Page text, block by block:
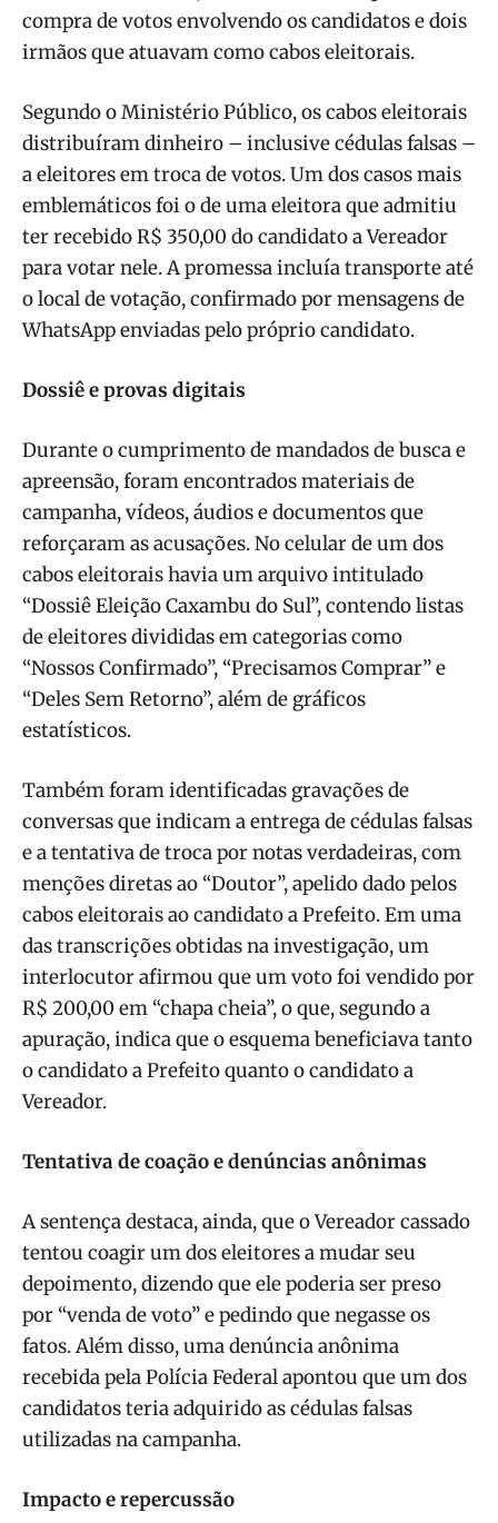
compra de votos envolvendo os candidatos e dois
irmãos que atuavam como cabos eleitorais.
Segundo o Ministério Público, os cabos eleitorais
distribuíram dinheiro – inclusive cédulas falsas –
a eleitores em troca de votos. Um dos casos mais
emblemáticos foi o de uma eleitora que admitiu
ter recebido R$ 350,00 do candidato a Vereador
para votar nele. A promessa incluía transporte até
o local de votação, confirmado por mensagens de
WhatsApp enviadas pelo próprio candidato.
Dossiê e provas digitais
Durante o cumprimento de mandados de busca e
apreensão, foram encontrados materiais de
campanha, vídeos, áudios e documentos que
reforçaram as acusações. No celular de um dos
cabos eleitorais havia um arquivo intitulado
“Dossiê Eleição Caxambu do Sul”, contendo listas
de eleitores divididas em categorias como
“Nossos Confirmado”, “Precisamos Comprar” e
“Deles Sem Retorno”, além de gráficos
estatísticos.
Também foram identificadas gravações de
conversas que indicam a entrega de cédulas falsas
e a tentativa de troca por notas verdadeiras, com
menções diretas ao “Doutor”, apelido dado pelos
cabos eleitorais ao candidato a Prefeito. Em uma
das transcrições obtidas na investigação, um
interlocutor afirmou que um voto foi vendido por
R$ 200,00 em “chapa cheia”, o que, segundo a
apuração, indica que o esquema beneficiava tanto
o candidato a Prefeito quanto o candidato a
Vereador.
Tentativa de coação e denúncias anônimas
A sentença destaca, ainda, que o Vereador cassado
tentou coagir um dos eleitores a mudar seu
depoimento, dizendo que ele poderia ser preso
por “venda de voto” e pedindo que negasse os
fatos. Além disso, uma denúncia anônima
recebida pela Polícia Federal apontou que um dos
candidatos teria adquirido as cédulas falsas
utilizadas na campanha.
Impacto e repercussão